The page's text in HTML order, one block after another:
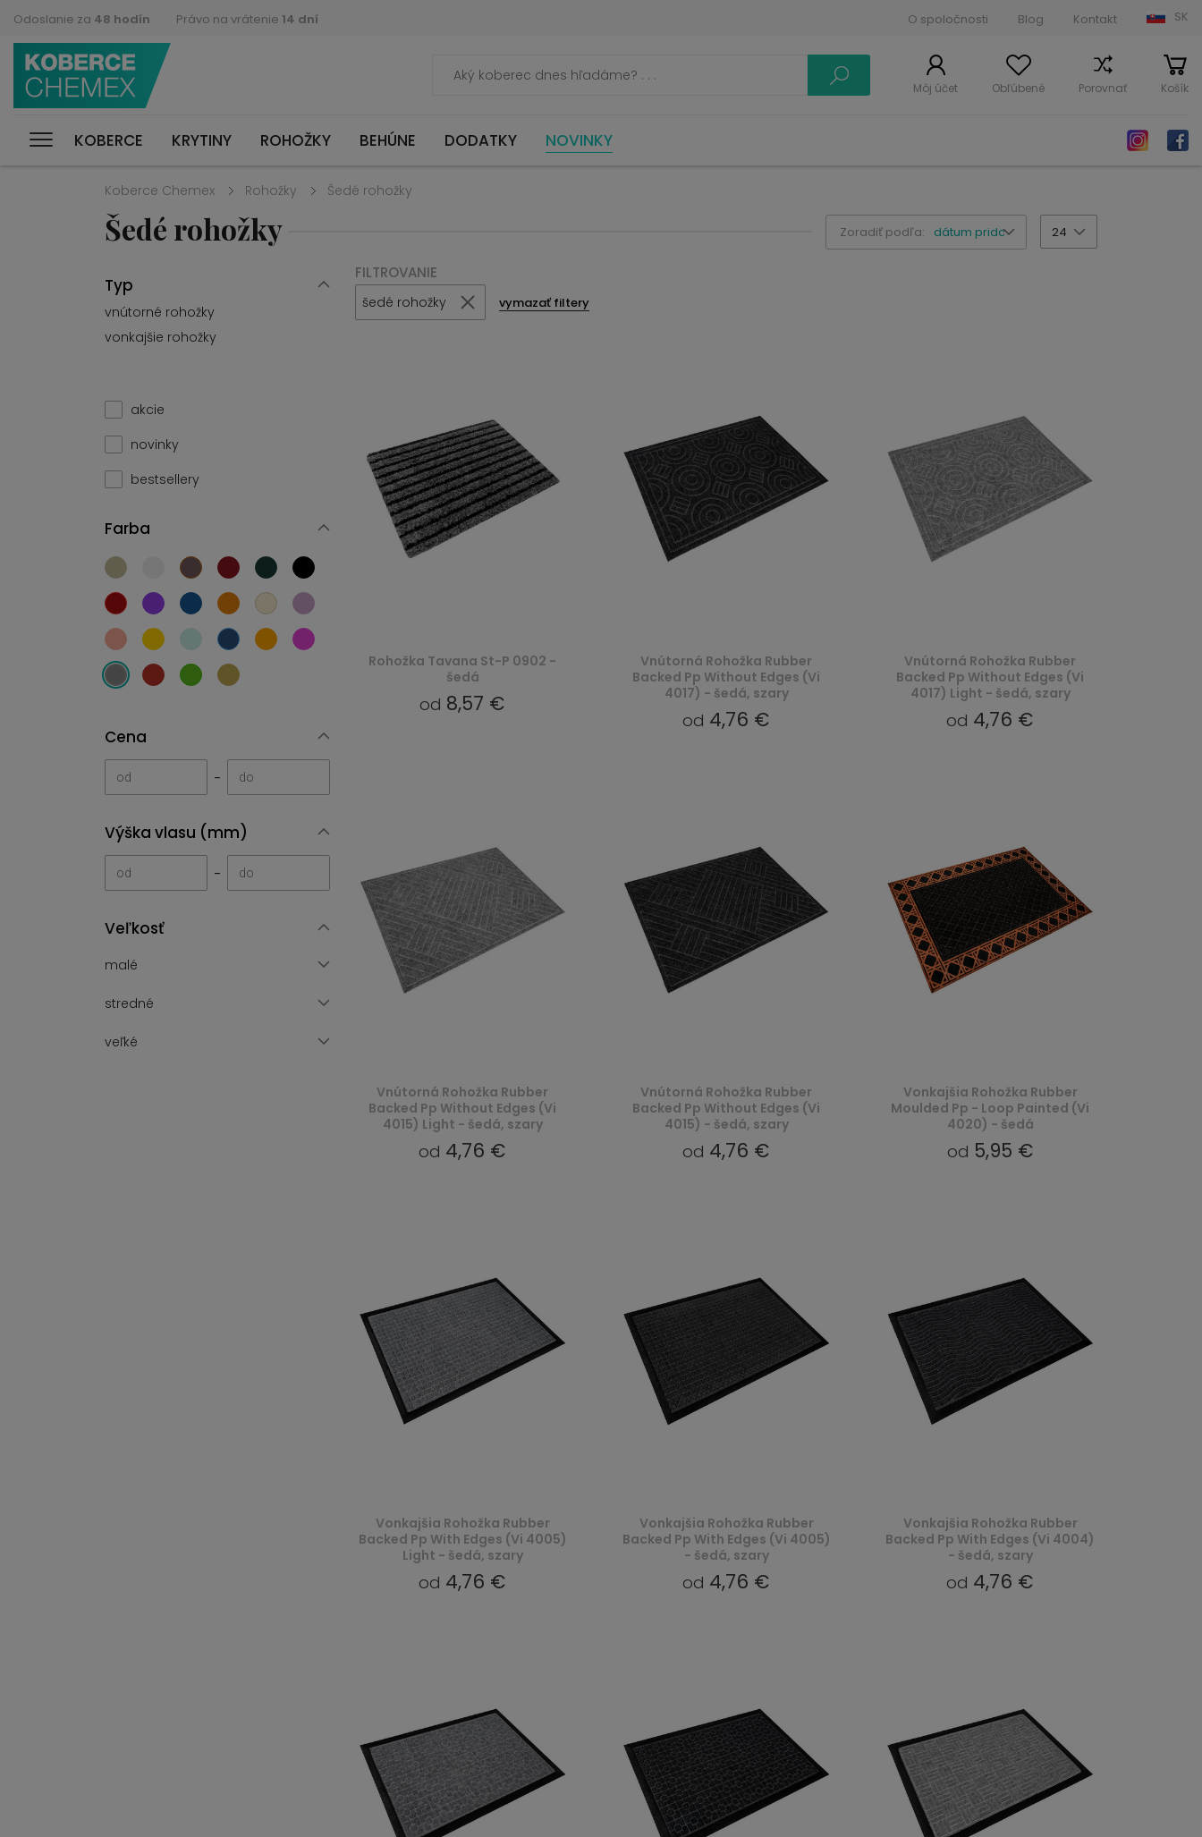
Odoslanie za 48 hodín Právo na vrátenie 14 dní O spoločnosti Blog Kontakt SK
Môj účet Obľúbené Porovnať Košík
KOBERCE KRYTINY ROHOŽKY BEHÚNE DODATKY NOVINKY
Koberce Chemex Rohožky Šedé rohožky
Šedé rohožky Zoradiť podľa: dátum pridania 24
Typ
vnútorné rohožky
vonkajšie rohožky
akcie
novinky
bestsellery
Farba
Cena
-
Výška vlasu (mm)
-
Veľkosť
malé
stredné
veľké
FILTROVANIE
šedé rohožky vymazať filtery
Rohožka Tavana St-P 0902 -
šedá
od 8,57 €
Vnútorná Rohožka Rubber
Backed Pp Without Edges (Vi
4017) - šedá, szary
od 4,76 €
Vnútorná Rohožka Rubber
Backed Pp Without Edges (Vi
4017) Light - šedá, szary
od 4,76 €
Vnútorná Rohožka Rubber
Backed Pp Without Edges (Vi
4015) Light - šedá, szary
od 4,76 €
Vnútorná Rohožka Rubber
Backed Pp Without Edges (Vi
4015) - šedá, szary
od 4,76 €
Vonkajšia Rohožka Rubber
Moulded Pp - Loop Painted (Vi
4020) - šedá
od 5,95 €
Vonkajšia Rohožka Rubber
Backed Pp With Edges (Vi 4005)
Light - šedá, szary
od 4,76 €
Vonkajšia Rohožka Rubber
Backed Pp With Edges (Vi 4005)
- šedá, szary
od 4,76 €
Vonkajšia Rohožka Rubber
Backed Pp With Edges (Vi 4004)
- šedá, szary
od 4,76 €